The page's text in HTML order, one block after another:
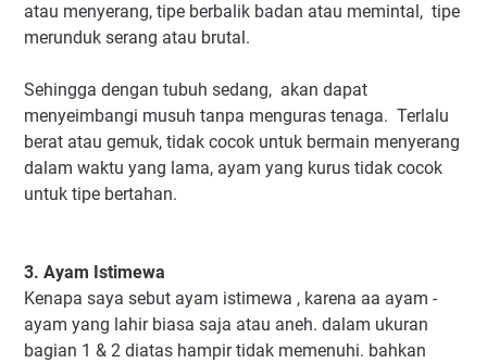
atau menyerang, tipe berbalik badan atau memintal, tipe
merunduk serang atau brutal.
Sehingga dengan tubuh sedang, akan dapat
menyeimbangi musuh tanpa menguras tenaga. Terlalu
berat atau gemuk, tidak cocok untuk bermain menyerang
dalam waktu yang lama, ayam yang kurus tidak cocok
untuk tipe bertahan.
3. Ayam Istimewa
Kenapa saya sebut ayam istimewa , karena aa ayam -
ayam yang lahir biasa saja atau aneh. dalam ukuran
bagian 1 & 2 diatas hampir tidak memenuhi. bahkan